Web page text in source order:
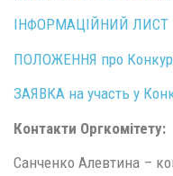
ІНФОРМАЦІЙНИЙ ЛИСТ
ПОЛОЖЕННЯ про
ЗАЯВКА на участь у
Контакти Оргкомітету:
Санченко Алевтина –